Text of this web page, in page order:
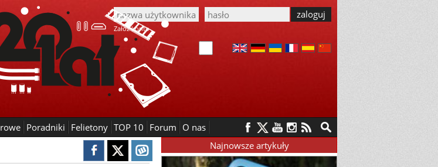
Załóż konto
Poradniki Felietony TOP 10 Forum O nas
Najnowsze artykuły